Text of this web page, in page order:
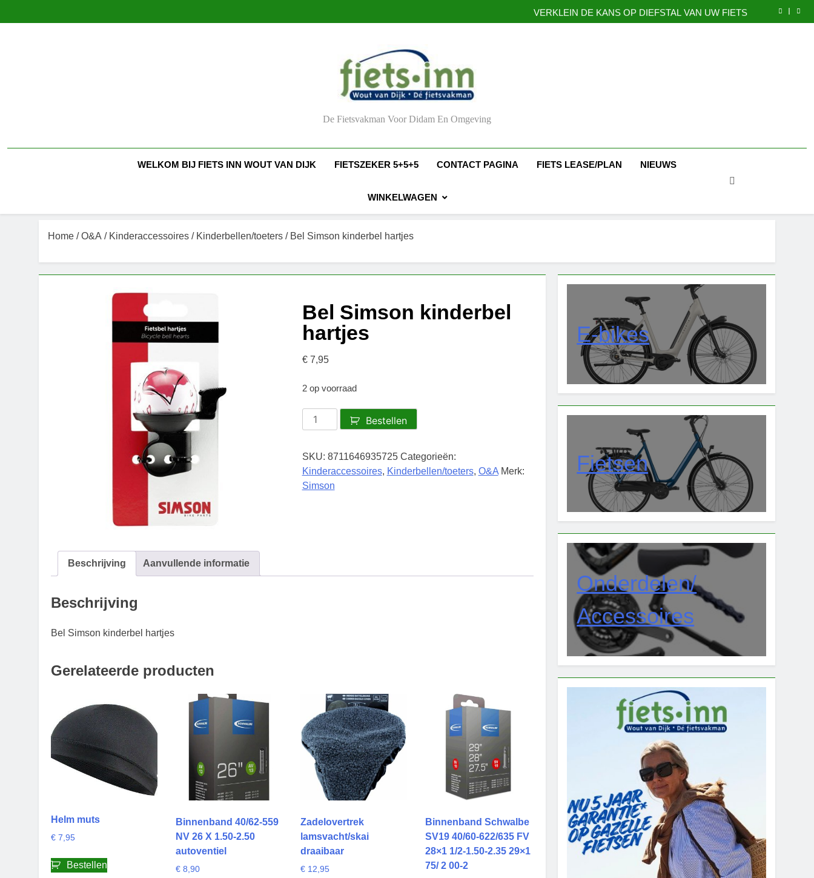
naar
VERKLEIN DE KANS OP DIEFSTAL VAN UW FIETS
CADEAUBONNEN
De Fietsvakman Voor Didam En Omgeving
WELKOM BIJ FIETS INN WOUT VAN DIJK FIETSZEKER 5+5+5 CONTACT PAGINA FIETS LEASE/PLAN NIEUWS
WINKELWAGEN
Home /O&A / Kinderaccessoires / Kinderbellen/toeters / Bel Simson kinderbel hartjes
Bel Simson kinderbel
hartjes
€7,95
2 op voorraad
Bel
Simson
hartjes
aantal
Bestellen
SKU: 8711646935725 Categorieën:
Kinderaccessoires, Kinderbellen/toeters, O&A Merk:
Simson
Beschrijving Aanvullende informatie
Beschrijving
Bel Simson kinderbel hartjes
Gerelateerde producten
Helm muts
€ 7,95
Bestellen
Binnenband 40/62-559
NV 26 X 1.50-2.50
autoventiel
€ 8,90
Zadelovertrek
lamsvacht/skai
draaibaar
€ 12,95
Binnenband Schwalbe
SV19 40/60-622/635 FV
28×1 1/2-1.50-2.35 29×1
75/ 2 00-2
E-bikes
Fietsen
Onderdelen/
Accessoires